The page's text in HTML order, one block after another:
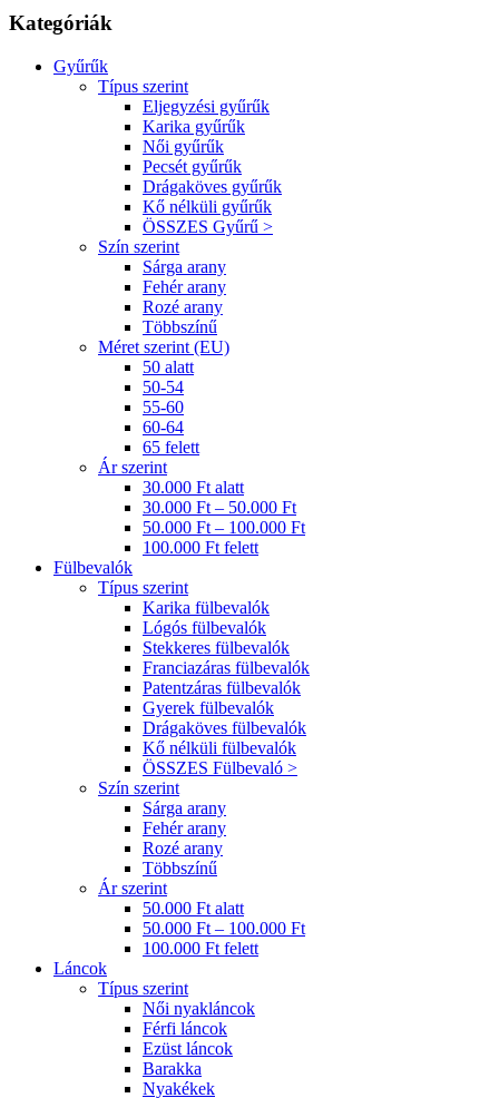
Kategóriák
Gyűrűk
Típus szerint
Eljegyzési gyűrűk
Karika gyűrűk
Női gyűrűk
Pecsét gyűrűk
Drágaköves gyűrűk
Kő nélküli gyűrűk
ÖSSZES Gyűrű >
Szín szerint
Sárga arany
Fehér arany
Rozé arany
Többszínű
Méret szerint (EU)
50 alatt
50-54
55-60
60-64
65 felett
Ár szerint
30.000 Ft alatt
30.000 Ft – 50.000 Ft
50.000 Ft – 100.000 Ft
100.000 Ft felett
Fülbevalók
Típus szerint
Karika fülbevalók
Lógós fülbevalók
Stekkeres fülbevalók
Franciazáras fülbevalók
Patentzáras fülbevalók
Gyerek fülbevalók
Drágaköves fülbevalók
Kő nélküli fülbevalók
ÖSSZES Fülbevaló >
Szín szerint
Sárga arany
Fehér arany
Rozé arany
Többszínű
Ár szerint
50.000 Ft alatt
50.000 Ft – 100.000 Ft
100.000 Ft felett
Láncok
Típus szerint
Női nyakláncok
Férfi láncok
Ezüst láncok
Barakka
Nyakékek